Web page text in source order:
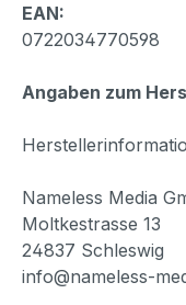
EAN:
0722034770598
Angaben zum
Nameless Media
Moltkestrasse 13
24837 Schleswig
info@nameless-